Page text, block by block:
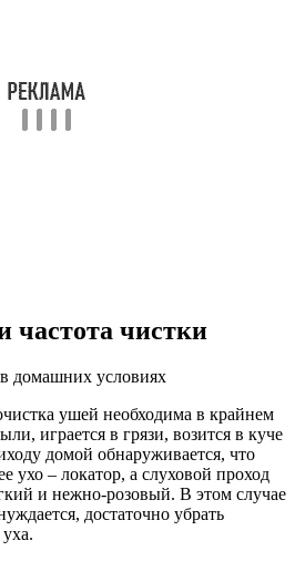
частота чистки
домашних условиях
ушей необходима в крайнем
играется в грязи, возится в куче
домой обнаруживается, что
ухо – локатор, а слуховой проход
и нежно-розовый. В этом случае
достаточно убрать